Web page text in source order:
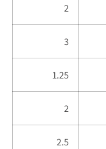
2
3
1.25
2
2.5